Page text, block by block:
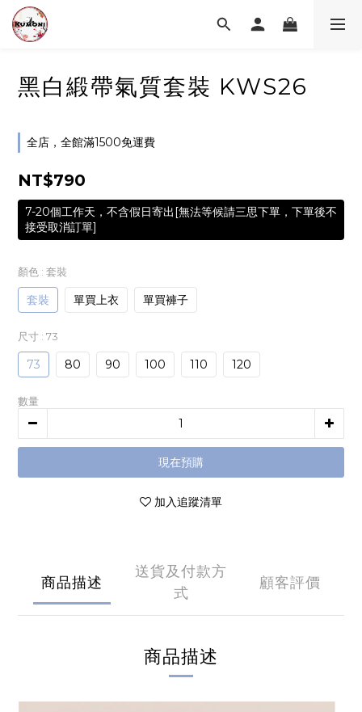
黑白緞帶氣質套裝 KWS26
全店，全館滿1500免運費
NT$790
7-20個工作天，不含假日寄出[無法等候請三思下單，下單後不
接受取消訂單]
顏色 : 套裝
套裝 單買上衣 單買褲子
尺寸 : 73
73 80 90 100 110 120
數量
現在預購
加入追蹤清單
商品描述
送貨及付款方
式
顧客評價
商品描述